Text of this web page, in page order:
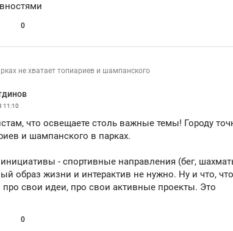
0
не хватает топиариев и шампанского
11:10
что освещаете столь важные темы! Городу
и шампанского в парках.
- спортивные направления (бег,
образ жизни и интерактив не нужно. Ну и что, что
свои идеи, про свои активные проекты. Это
0